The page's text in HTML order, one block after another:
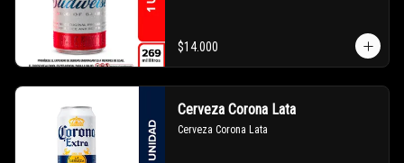
$14.000
Cerveza Corona Lata
Cerveza Corona Lata